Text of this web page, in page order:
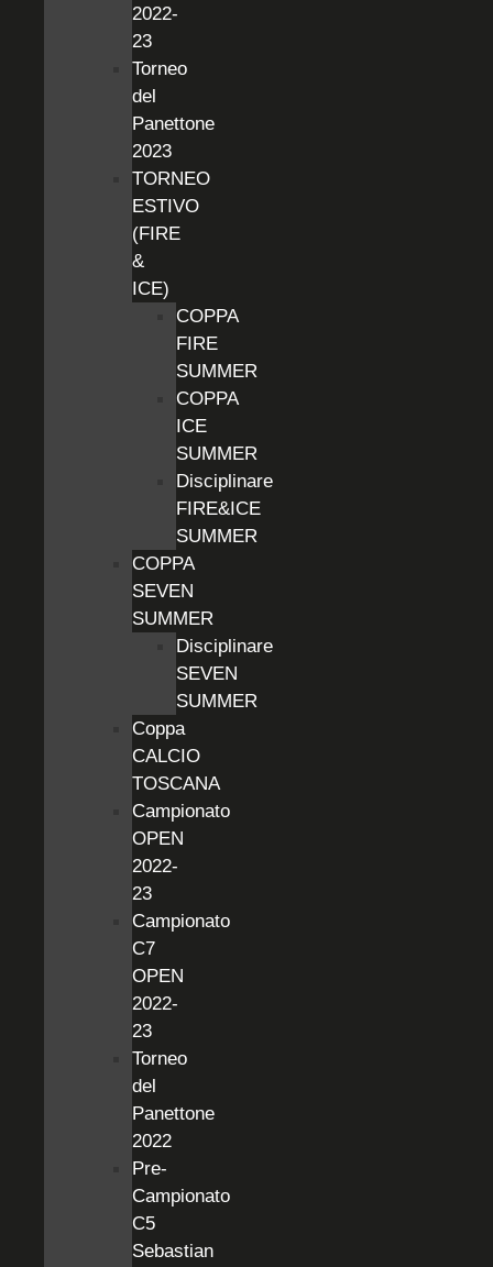
2022-
23
Torneo
del
Panettone
2023
TORNEO
ESTIVO
(FIRE
&
ICE)
COPPA
FIRE
SUMMER
COPPA
ICE
SUMMER
Disciplinare
FIRE&ICE
SUMMER
COPPA
SEVEN
SUMMER
Disciplinare
SEVEN
SUMMER
Coppa
CALCIO
TOSCANA
Campionato
OPEN
2022-
23
Campionato
C7
OPEN
2022-
23
Torneo
del
Panettone
2022
Pre-
Campionato
C5
Sebastian